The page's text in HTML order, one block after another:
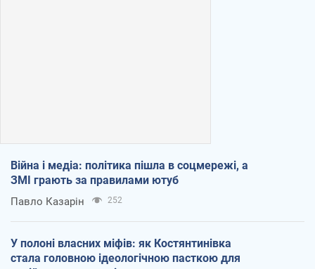
Війна і медіа: політика пішла в соцмережі, а
ЗМІ грають за правилами ютуб
Павло Казарін 252
У полоні власних міфів: як Костянтинівка
стала головною ідеологічною пасткою для